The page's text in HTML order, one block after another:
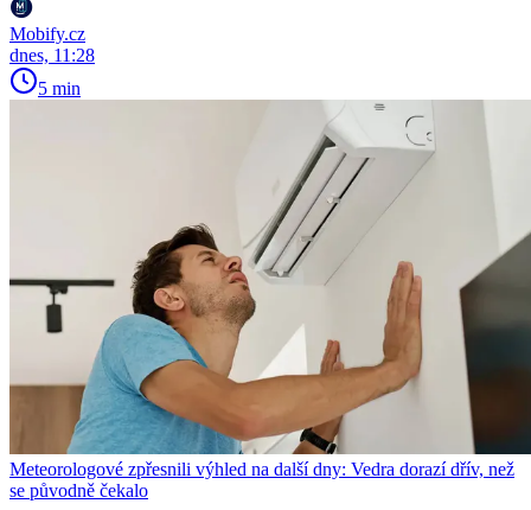
Mobify.cz
dnes, 11:28
5 min
Meteorologové zpřesnili výhled na další dny: Vedra dorazí dřív, než
se původně čekalo